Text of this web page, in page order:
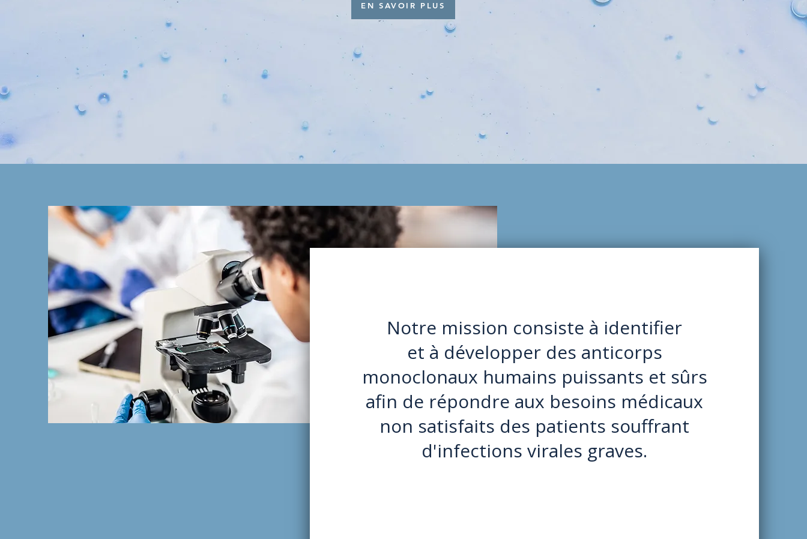
EN SAVOIR PLUS
Notre mission consiste à identifier
et à développer des anticorps
monoclonaux humains puissants et sûrs
afin de répondre aux besoins médicaux
non satisfaits des patients souffrant
d'infections virales graves.